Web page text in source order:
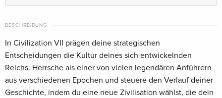
BESCHREIBUNG
In Civilization VII prägen deine strategischen
Entscheidungen die Kultur deines sich entwickelnden
Reichs. Herrsche als einer von vielen legendären Anführern
aus verschiedenen Epochen und steuere den Verlauf deiner
Geschichte, indem du eine neue Zivilisation wählst, die dein